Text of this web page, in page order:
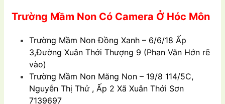
Trường Mầm Non Có Camera Ở Hóc Môn
Trường Mầm Non Đồng Xanh – 6/6/18 Ấp
3,Đường Xuân Thới Thượng 9 (Phan Văn Hớn rẽ
vào)
Trường Mầm Non Măng Non – 19/8 114/5C,
Nguyễn Thị Thử , Ấp 2 Xã Xuân Thới Sơn
7139697